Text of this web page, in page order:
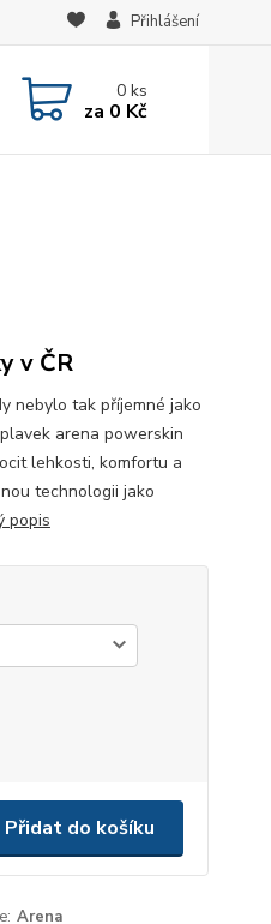
Přihlášení
0ks
za 0 Kč
v ČR
nebylo tak příjemné jako
arena powerskin
lehkosti, komfortu a
technologii jako
popis
Přidat do košíku
Arena